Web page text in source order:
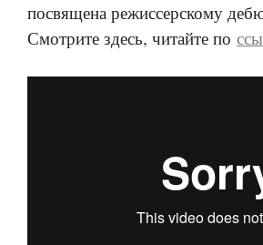
посвящена режиссерскому
Смотрите здесь, читайте по